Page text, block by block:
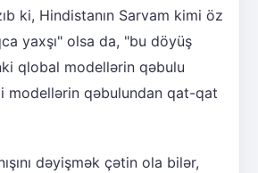
ki, Hindistanın Sarvam kimi öz
yaxşı" olsa da, "bu döyüş
qlobal modellərin qəbulu
modellərin qəbulundan qat-qat
dəyişmək çətin ola bilər,